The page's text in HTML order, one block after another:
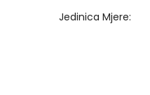
Jedinica Mjere